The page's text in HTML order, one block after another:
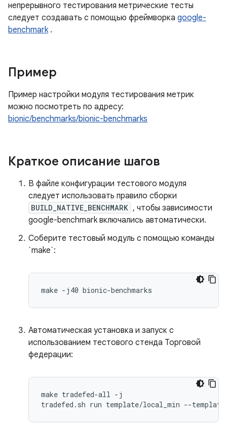
непрерывного тестирования метрические тесты
следует создавать с помощью фреймворка google-
benchmark.
Пример
Пример настройки модуля тестирования метрик
можно посмотреть по адресу:
bionic/benchmarks/bionic-benchmarks
Краткое описание шагов
В файле конфигурации тестового модуля
следует использовать правило сборки
BUILD_NATIVE_BENCHMARK , чтобы зависимости
google-benchmark включались автоматически.
Соберите тестовый модуль с помощью команды
`make`:
make -j40
Автоматическая установка и запуск с
использованием тестового стенда Торговой
федерации:
make tradefed-all -j